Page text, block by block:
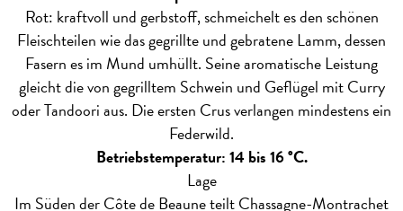
Rot: kraftvoll und gerbstoff, schmeichelt es den schönen
Fleischteilen wie das gegrillte und gebratene Lamm, dessen
Fasern es im Mund umhüllt. Seine aromatische Leistung
gleicht die von gegrilltem Schwein und Geflügel mit Curry
oder Tandoori aus. Die ersten Crus verlangen mindestens ein
Federwild.
Betriebstemperatur: 14 bis 16 °C.
Lage
Im Süden der Côte de Beaune teilt Chassagne-Montrachet